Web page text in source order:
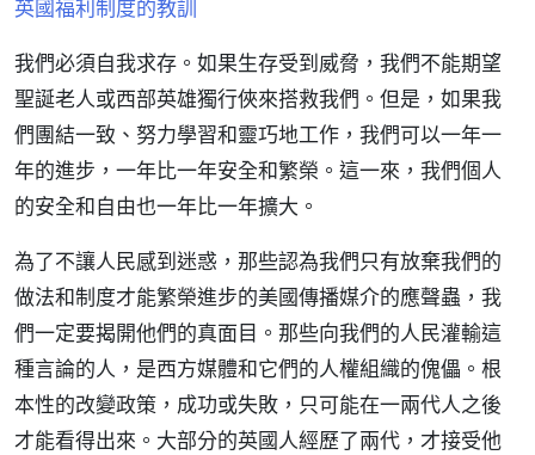
英國福利制度的教訓
我們必須自我求存。如果生存受到威脅，我們不能期望
聖誕老人或西部英雄獨行俠來搭救我們。但是，如果我
們團結一致、努力學習和靈巧地工作，我們可以一年一
年的進步，一年比一年安全和繁榮。這一來，我們個人
的安全和自由也一年比一年擴大。
為了不讓人民感到迷惑，那些認為我們只有放棄我們的
做法和制度才能繁榮進步的美國傳播媒介的應聲蟲，我
們一定要揭開他們的真面目。那些向我們的人民灌輸這
種言論的人，是西方媒體和它們的人權組織的傀儡。根
本性的改變政策，成功或失敗，只可能在一兩代人之後
才能看得出來。大部分的英國人經歷了兩代，才接受他